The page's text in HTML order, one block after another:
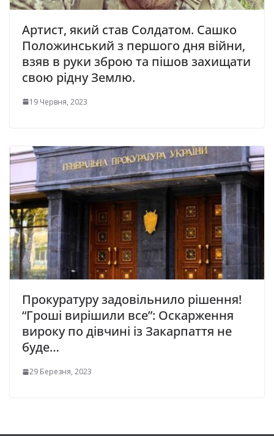
Артист, який став Солдатом. Сашко
Положинський з першого дня війни,
взяв в руки зброю та пішов захищати
свою рідну Землю.
19 Червня, 2023
Прокуратуру задовільнило рішення!
“Гроші вирішили все”: Оскарження
вироку по дівчині із Закарпаття не
буде…
29 Березня, 2023